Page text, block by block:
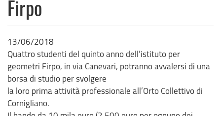
Firpo
13/06/2018
Quattro studenti del quinto anno dell’istituto per
geometri Firpo, in via Canevari, potranno avvalersi di una
borsa di studio per svolgere
la loro prima attività professionale all’Orto Collettivo di
Cornigliano.